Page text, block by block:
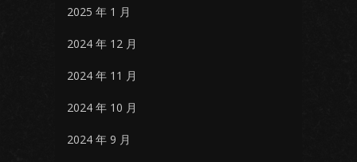
2025 年 1 月
2024 年 12 月
2024 年 11 月
2024 年 10 月
2024 年 9 月